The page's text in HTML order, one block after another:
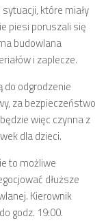
które miały
piesi poruszali się
budowlana
i zaplecze.
do odgrodzenie
za bezpieczeństwo
więc czynna z
dla dzieci.
to możliwe
dłuższe
Kierownik
godz. 19:00.